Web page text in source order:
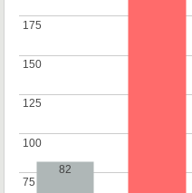
75
75
100
100
125
125
150
150
175
175
82